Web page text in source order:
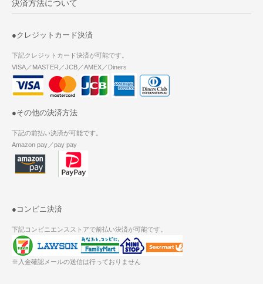
決済方法について
●クレジットカード決済
下記クレジットカード決済が可能です。
VISA／MASTER／JCB／AMEX／Diners
●その他の決済方法
下記の前払い決済が可能です。
Amazon pay／pay pay
●コンビニ決済
下記コンビニエンスストアで前払い決済が可能です。
※入金確認メールの送信は行っておりません